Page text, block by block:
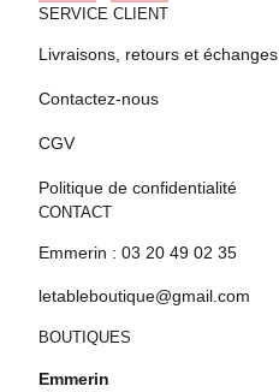
SERVICE CLIENT
Livraisons, retours et échanges
Contactez-nous
CGV
Politique de confidentialité
CONTACT
Emmerin : 03 20 49 02 35
letableboutique@gmail.com
BOUTIQUES
Emmerin